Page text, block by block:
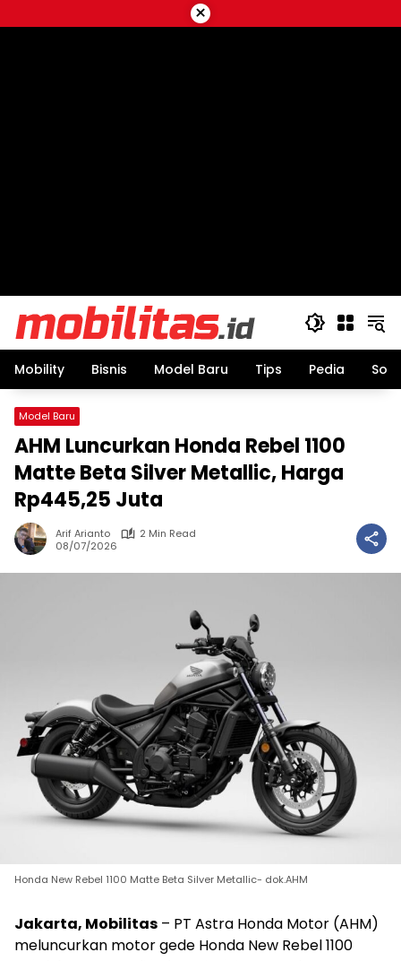
to
×
Mobility Bisnis Model Baru Tips Pedia
Model Baru
AHM Luncurkan Honda Rebel 1100
Matte Beta Silver Metallic, Harga
Rp445,25 Juta
Arif Arianto
2 Min Read
08/07/2026
Honda New Rebel 1100 Matte Beta Silver Metallic- dok.AHM
Jakarta, Mobilitas – PT Astra Honda Motor (AHM)
meluncurkan motor gede Honda New Rebel 1100